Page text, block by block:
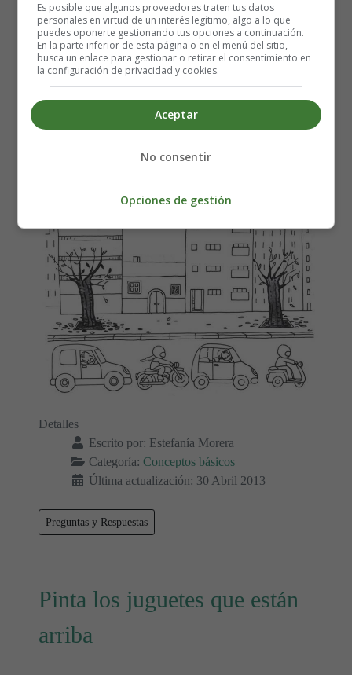
Educación Infantil - Entre
Discriminar la posición "Entre"
¿Qué hay entre los dos coches?
ordenador.
Detalles
Escrito por: Estefanía Morera
Categoría: Conceptos básicos
Última actualización: 30 Abril 2013
Preguntas y Respuestas
Pinta los juguetes que están
arriba
Es posible que algunos proveedores traten tus datos
personales en virtud de un interés legítimo, algo a lo que
puedes oponerte gestionando tus opciones a continuación.
En la parte inferior de esta página o en el menú del sitio,
busca un enlace para gestionar o retirar el consentimiento en
la configuración de privacidad y cookies.
Aceptar
No consentir
Opciones de gestión